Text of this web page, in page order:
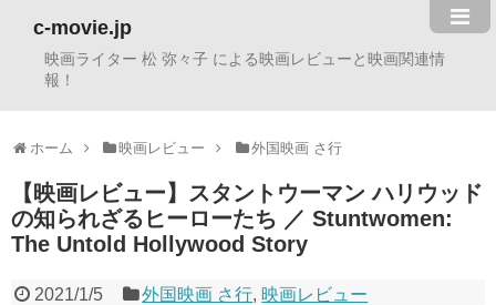
c-movie.jp
映画ライター 松 弥々子 による映画レビューと映画関連情
報！
ホーム 映画レビュー 外国映画 さ行
【映画レビュー】スタントウーマン ハリウッド
の知られざるヒーローたち ／ Stuntwomen:
The Untold Hollywood Story
2021/1/5 外国映画 さ行, 映画レビュー